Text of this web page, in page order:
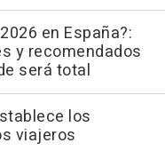
en España?:
y recomendados
será total
los
viajeros